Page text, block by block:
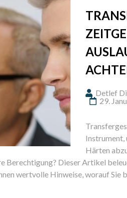
Detlef
29.
Instrument,
Härten
Berechtigung? Dieser Artikel
wertvolle Hinweise, worauf Sie